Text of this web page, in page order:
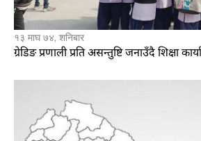
१३ माघ ७४, शनिबार
ग्रेडिङ प्रणाली प्रति असन्तुष्टि जनाउँदै शिक्षा